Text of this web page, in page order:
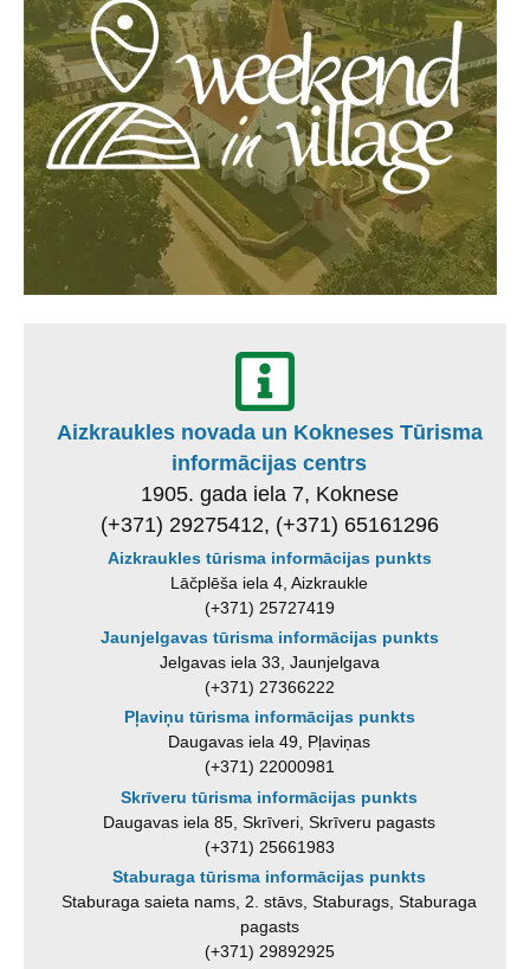
Aizkraukles novada un Kokneses Tūrisma
informācijas centrs
1905. gada iela 7, Koknese
(+371) 29275412, (+371) 65161296
Aizkraukles tūrisma informācijas punkts
Lāčplēša iela 4, Aizkraukle
(+371) 25727419
Jaunjelgavas tūrisma informācijas punkts
Jelgavas iela 33, Jaunjelgava
(+371) 27366222
Pļaviņu tūrisma informācijas punkts
Daugavas iela 49, Pļaviņas
(+371) 22000981
Skrīveru tūrisma informācijas punkts
Daugavas iela 85, Skrīveri, Skrīveru pagasts
(+371) 25661983
Staburaga tūrisma informācijas punkts
Staburaga saieta nams, 2. stāvs, Staburags, Staburaga
pagasts
(+371) 29892925